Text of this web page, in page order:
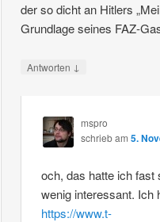
der so dicht an Hitlers
Grundlage seines FAZ-
Antworten ↓
mspro
schriebam 5.
och, das hatte ich
wenig interessant. Ich
https://www.t-